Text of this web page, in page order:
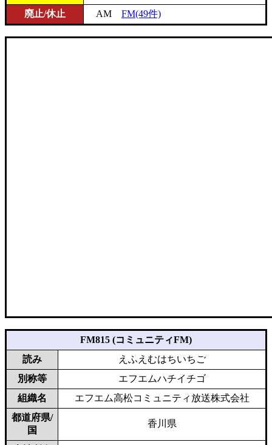
廃止/休止
AM FM(49件)
FM815 (コミュニティFM)
読み
えふえむはちいちご
別称等
エフエムハチイチゴ
組織名
エフエム高松コミュニティ放送株式会社
都道府県/
国
香川県